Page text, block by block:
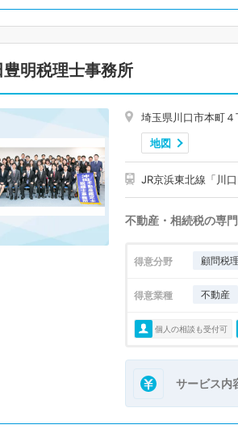
豊明税理士事務所
埼玉県川口市本町
地図
JR京浜東北線「川
不動産・相続税の専
得意分野 顧問税
得意業種 不動産
個人の相談も受付可
サービス内